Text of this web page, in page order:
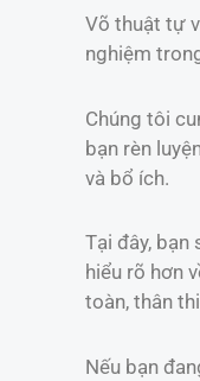
Võ thuật tự
nghiệm
Chúng tôi
bạn rèn
và bổ ích.
Tại đây,
hiểu rõ hơn
toàn, thân
Nếu bạn